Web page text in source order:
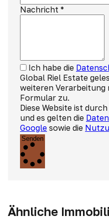
Nachricht *
Ich habe die
Global Riel Estate
weiteren Verarbeitung
Formular zu.
Diese Website ist
und es gelten die
Google sowie die
Senden
Ähnliche